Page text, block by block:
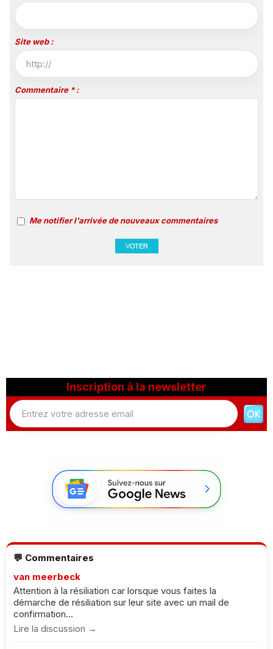
Site web :
Commentaire * :
Me notifier l'arrivée de nouveaux commentaires
Inscription à la newsletter
💬 Commentaires
van meerbeck
Attention à la résiliation car lorsque vous faites la
démarche de résiliation sur leur site avec un mail de
confirmation...
Lire la discussion →